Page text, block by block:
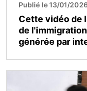
Publié le 13/01/
Cette vidéo de
de
générée par